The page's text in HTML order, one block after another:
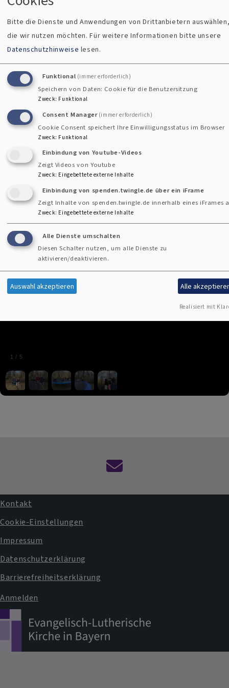
Bitte geht sorgsam mit dem neuen Trampolin um!
Und hier gibt´s noch eine kleine Bildergalerie von der
Aufbau-Aktion:
1 / 5
Kontaktformular
Fußbereichsmenü
Kontakt
Cookie-Einstellungen
Impressum
Datenschutzerklärung
Barrierefreiheitserklärung
Benutzermenü
Anmelden
Bitte die Dienste und Anwendungen von Drittanbietern
die wir nutzen möchten.Für weitere Informationen bitte unsere
Datenschutzhinweise lesen.
Funktional (immer erforderlich)
Speichern von Daten: Cookie für die Benutzersitzung
Zweck: Funktional
Consent Manager (immer erforderlich)
Cookie Consent speichert Ihre Einwilligungsstatus im Browser
Zweck: Funktional
Einbindung von Youtube-Videos
Zeigt Videos von Youtube
Zweck: Eingebettete externe Inhalte
Einbindung von spenden.twingle.de über ein iFrame
Zeigt Inhalte von spenden.twingle.de innerhalb eines iFrames
Zweck: Eingebettete externe Inhalte
Alle Dienste umschalten
Diesen Schalter nutzen, um alle Dienste zu
aktivieren/deaktivieren.
Auswahl akzeptieren Alle
Realisiert mit